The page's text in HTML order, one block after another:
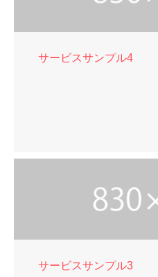
サービスサンプル4
サービスサンプル3